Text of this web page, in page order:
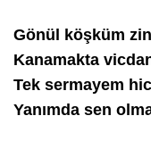
Gönül köşküm
Kanamakta
Tek sermayem
Yanımda sen